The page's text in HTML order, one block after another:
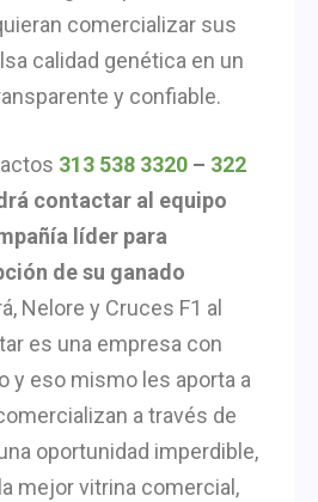
comercializar sus
calidad genética en un
y confiable.
313 538 3320 – 322
contactar al equipo
líder para
de su ganado
Nelore y Cruces F1 al
es una empresa con
y eso mismo les aporta a
a través de
oportunidad imperdible,
mejor vitrina comercial,